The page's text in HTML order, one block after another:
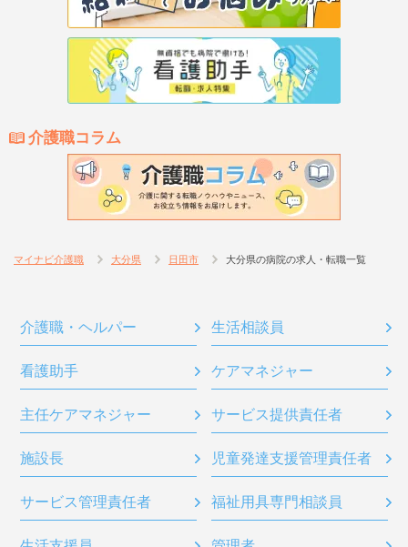
介護職コラム
マイナビ介護職 大分県 日田市 大分県の病院の求人・転職一覧
介護職・ヘルパー 生活相談員
看護助手 ケアマネジャー
主任ケアマネジャー サービス提供責任者
施設長 児童発達支援管理責任者
サービス管理責任者 福祉用具専門相談員